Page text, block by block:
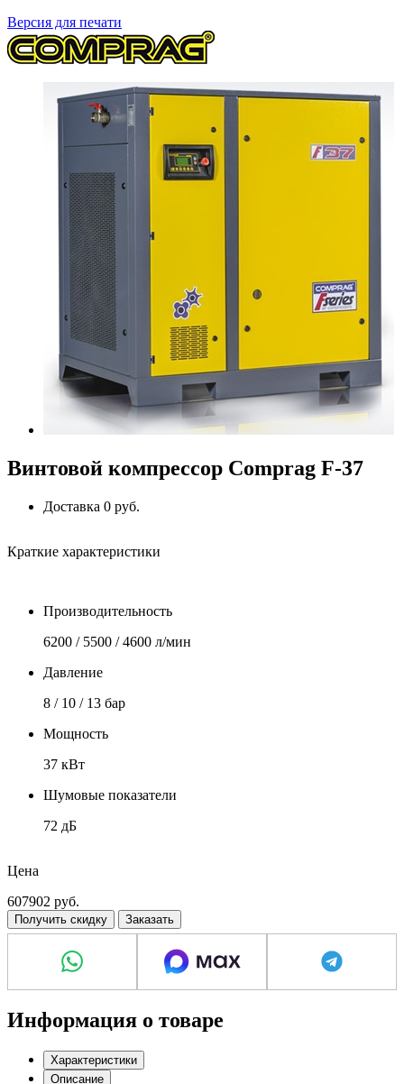
Версия для печати
Винтовой компрессор Comprag F-37
Доставка 0 руб.
Краткие характеристики
Производительность
6200 / 5500 / 4600 л/мин
Давление
8 / 10 / 13 бар
Мощность
37 кВт
Шумовые показатели
72 дБ
Цена
607902 руб.
Получить скидку Заказать
Информация о товаре
Характеристики
Описание